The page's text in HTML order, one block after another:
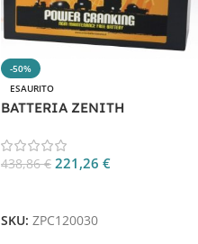
-50%
ESAURITO
BATTERIA ZENITH
438,86€ 221,26 €
SKU: ZPC120030